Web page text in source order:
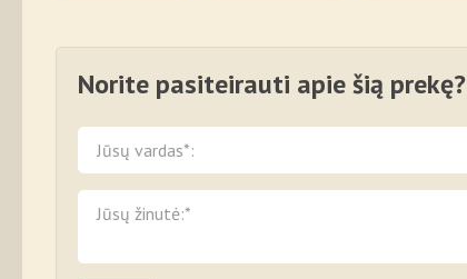
Norite pasiteirauti apie šią prekę?